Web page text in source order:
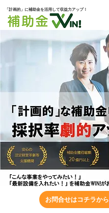
「計画的」に補助金を活用して収益力アップ！
お問合せはコチラから